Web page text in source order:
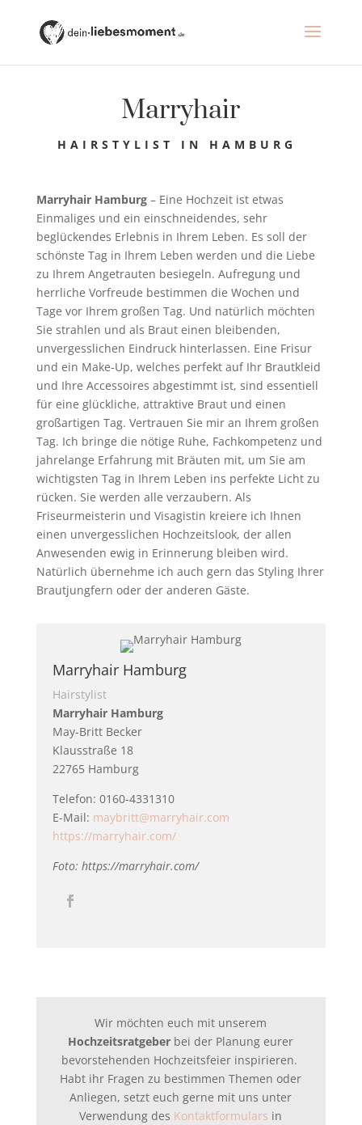
Marryhair
HAIRSTYLIST IN HAMBURG
Marryhair Hamburg – Eine Hochzeit ist etwas
Einmaliges und ein einschneidendes, sehr
beglückendes Erlebnis in Ihrem Leben. Es soll der
schönste Tag in Ihrem Leben werden und die Liebe
zu Ihrem Angetrauten besiegeln. Aufregung und
herrliche Vorfreude bestimmen die Wochen und
Tage vor Ihrem großen Tag. Und natürlich möchten
Sie strahlen und als Braut einen bleibenden,
unvergesslichen Eindruck hinterlassen. Eine Frisur
und ein Make-Up, welches perfekt auf Ihr Brautkleid
und Ihre Accessoires abgestimmt ist, sind essentiell
für eine glückliche, attraktive Braut und einen
großartigen Tag. Vertrauen Sie mir an Ihrem großen
Tag. Ich bringe die nötige Ruhe, Fachkompetenz und
jahrelange Erfahrung mit Bräuten mit, um Sie am
wichtigsten Tag in Ihrem Leben ins perfekte Licht zu
rücken. Sie werden alle verzaubern. Als
Friseurmeisterin und Visagistin kreiere ich Ihnen
einen unvergesslichen Hochzeitslook, der allen
Anwesenden ewig in Erinnerung bleiben wird.
Natürlich übernehme ich auch gern das Styling Ihrer
Brautjungfern oder der anderen Gäste.
Marryhair Hamburg
Hairstylist
Marryhair Hamburg
May-Britt Becker
Klausstraße 18
22765 Hamburg
Telefon: 0160-4331310
E-Mail: maybritt@marryhair.com
https://marryhair.com/
Foto: https://marryhair.com/
Wir möchten euch mit unserem
Hochzeitsratgeber bei der Planung eurer
bevorstehenden Hochzeitsfeier inspirieren.
Habt ihr Fragen zu bestimmen Themen oder
Anliegen, setzt euch gerne mit uns unter
Verwendung des Kontaktformulars in